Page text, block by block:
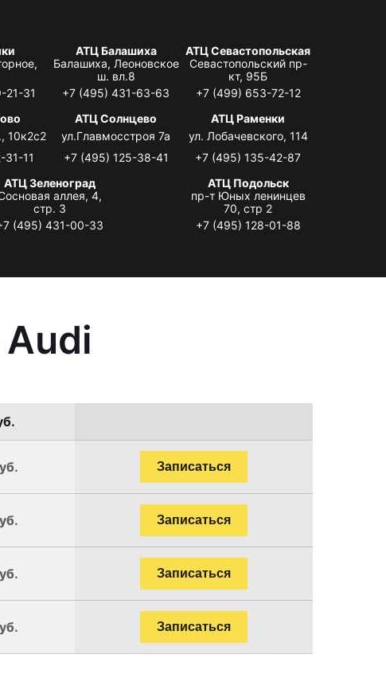
21-31
АТЦ Балашиха
Балашиха, Леоновское
ш. вл.8
+7 (495) 431-63-63
АТЦ Севастопольская
Севастопольский пр-
кт, 95Б
+7 (499) 653-72-12
10к2с2
31-11
АТЦ Солнцево
ул.Главмосстроя 7а
+7 (495) 125-38-41
АТЦ Раменки
ул. Лобачевского, 114
+7 (495) 135-42-87
АТЦ Зеленоград
аллея, 4,
стр. 3
(495) 431-00-33
АТЦ Подольск
пр-т Юных ленинцев
70, стр 2
+7 (495) 128-01-88
Записаться
Записаться
Записаться
Записаться